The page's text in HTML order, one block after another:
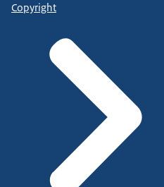
Copyright